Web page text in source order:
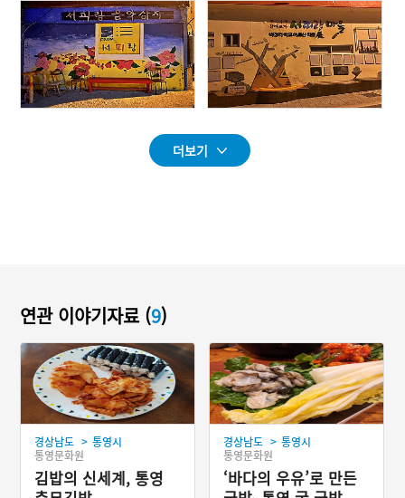
더보기
연관 이야기자료 (9)
경상남도 > 통영시
통영문화원
김밥의 신세계, 통영
경상남도 > 통영시
통영문화원
‘바다의 우유’로 만든